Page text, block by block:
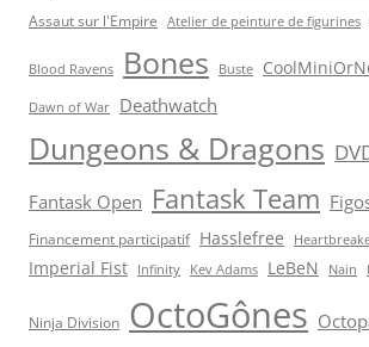
Assaut sur l'Empire Atelier de peinture de figurines
Blood Ravens Bones Buste
Dawn of War Deathwatch
Dungeons & Dragons
Fantask Open Fantask Team
Financement participatif Hasslefree
Imperial Fist Infinity Kev Adams LeBeN Nain
Ninja Division OctoGônes